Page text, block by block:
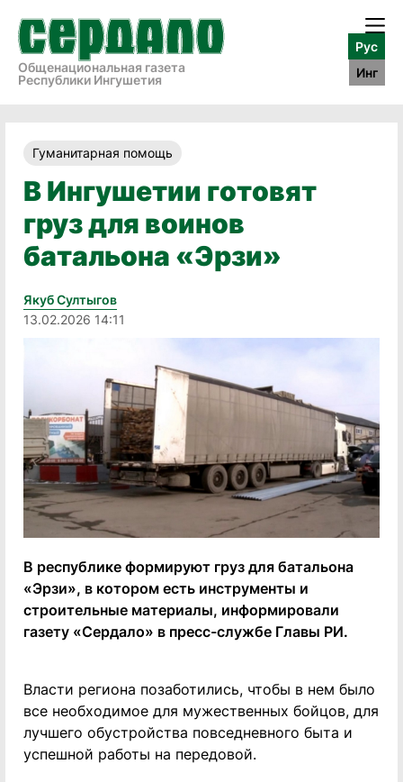
Общенациональная газета
Республики Ингушетия
Рус
Инг
Гуманитарная помощь
В Ингушетии готовят
груз для воинов
батальона «Эрзи»
Якуб Султыгов
13.02.2026 14:11
В республике формируют груз для батальона
«Эрзи», в котором есть инструменты и
строительные материалы, информировали
газету «Сердало» в пресс-службе Главы РИ.
Власти региона позаботились, чтобы в нем было
все необходимое для мужественных бойцов, для
лучшего обустройства повседневного быта и
успешной работы на передовой.